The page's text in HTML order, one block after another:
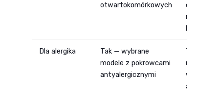
otwartokomórkowych
dzięki
nacięciom
Dla alergika
Tak — wybrane
modele z pokrowcami
antyalergicznymi
Tak —
naturalne